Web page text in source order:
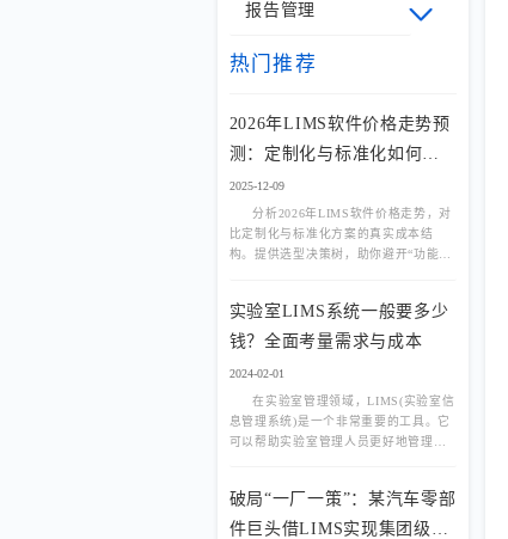
报告管理
热门推荐
2026年LIMS软件价格走势预
测：定制化与标准化如何选
择？
2025-12-09
分析2026年LIMS软件价格走势，对
比定制化与标准化方案的真实成本结
构。提供选型决策树，助你避开“功能过
实验室LIMS系统一般要多少
钱？全面考量需求与成本
2024-02-01
在实验室管理领域，LIMS(实验室信
息管理系统)是一个非常重要的工具。它
可以帮助实验室管理人员更好地管理实
破局“一厂一策”：某汽车零部
件巨头借LIMS实现集团级实